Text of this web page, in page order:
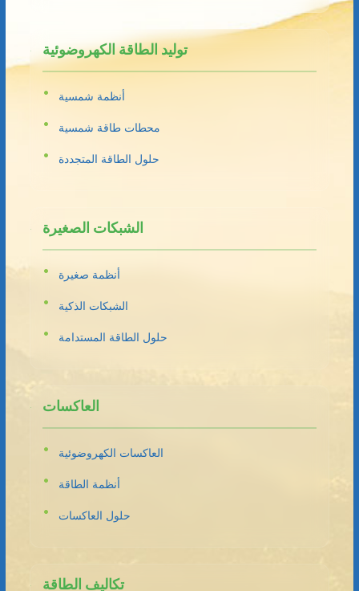
توليد الطاقة الكهروضوئية
أنظمة شمسية
محطات طاقة شمسية
حلول الطاقة المتجددة
الشبكات الصغيرة
أنظمة صغيرة
الشبكات الذكية
حلول الطاقة المستدامة
العاكسات
العاكسات الكهروضوئية
أنظمة الطاقة
حلول العاكسات
تكاليف الطاقة